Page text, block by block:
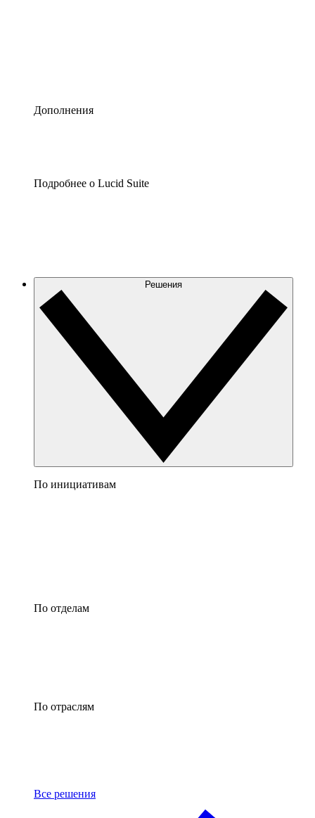
Дополнения
Подробнее о Lucid Suite
Решения
По инициативам
По отделам
По отраслям
Все решения